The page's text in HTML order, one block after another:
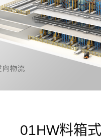
01HW料箱